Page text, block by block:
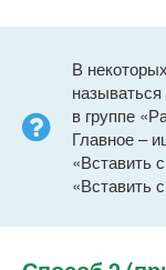
В
в группе
Главное –
«Вставить
«Вставить